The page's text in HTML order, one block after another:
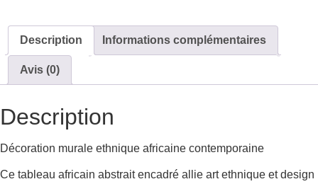
Description Informations complémentaires
Avis (0)
Description
Décoration murale ethnique africaine contemporaine
Ce tableau africain abstrait encadré allie art ethnique et design